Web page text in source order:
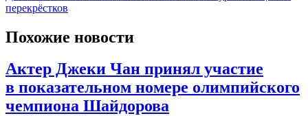
перекрёстков
Похожие новости
Актер Джеки Чан принял участие
в показательном номере олимпийского
чемпиона Шайдорова